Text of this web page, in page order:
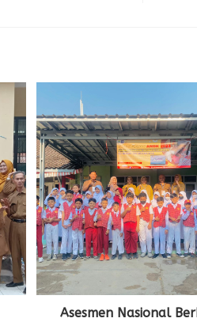
Asesmen Nasional